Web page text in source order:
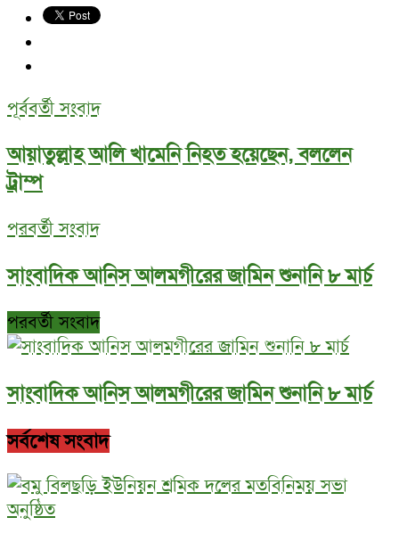
পূর্ববর্তী সংবাদ
আয়াতুল্লাহ আলি খামেনি নিহত হয়েছেন, বললেন
ট্রাম্প
পরবর্তী সংবাদ
সাংবাদিক আনিস আলমগীরের জামিন শুনানি ৮ মার্চ
পরবর্তী সংবাদ
সাংবাদিক আনিস আলমগীরের জামিন শুনানি ৮ মার্চ
সর্বশেষ সংবাদ